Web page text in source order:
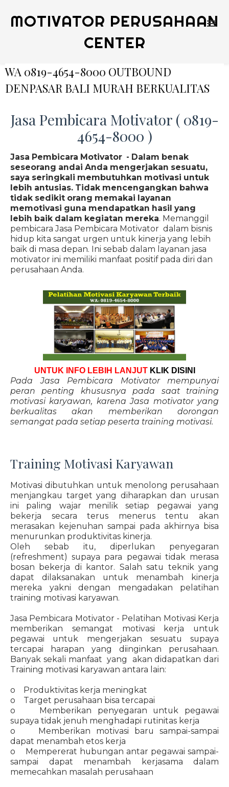
MOTIVATOR PERUSAHAAN
CENTER
WA 0819-4654-8000 OUTBOUND
DENPASAR BALI MURAH BERKUALITAS
Jasa Pembicara Motivator ( 0819-
4654-8000 )
Jasa Pembicara Motivator - Dalam benak
seseorang andai Anda mengerjakan sesuatu,
saya seringkali membutuhkan motivasi untuk
lebih antusias. Tidak mencengangkan bahwa
tidak sedikit orang memakai layanan
memotivasi guna mendapatkan hasil yang
lebih baik dalam kegiatan mereka. Memanggil
pembicara Jasa Pembicara Motivator dalam bisnis
hidup kita sangat urgen untuk kinerja yang lebih
baik di masa depan. Ini sebab dalam layanan jasa
motivator ini memiliki manfaat positif pada diri dan
perusahaan Anda.
UNTUK INFO LEBIH LANJUT KLIK DISINI
Pada Jasa Pembicara Motivator mempunyai
peran penting khususnya pada saat training
motivasi karyawan, karena Jasa motivator yang
berkualitas akan memberikan dorongan
semangat pada setiap peserta training motivasi.
Training Motivasi Karyawan
Motivasi dibutuhkan untuk menolong perusahaan
menjangkau target yang diharapkan dan urusan
ini paling wajar menilik setiap pegawai yang
bekerja secara terus menerus tentu akan
merasakan kejenuhan sampai pada akhirnya bisa
menurunkan produktivitas kinerja.
Oleh sebab itu, diperlukan penyegaran
(refreshment) supaya para pegawai tidak merasa
bosan bekerja di kantor. Salah satu teknik yang
dapat dilaksanakan untuk menambah kinerja
mereka yakni dengan mengadakan pelatihan
training motivasi karyawan.
Jasa Pembicara Motivator - Pelatihan Motivasi Kerja
memberikan semangat motivasi kerja untuk
pegawai untuk mengerjakan sesuatu supaya
tercapai harapan yang diinginkan perusahaan.
Banyak sekali manfaat yang akan didapatkan dari
Training motivasi karyawan antara lain:
o Produktivitas kerja meningkat
o Target perusahaan bisa tercapai
o Memberikan penyegaran untuk pegawai
supaya tidak jenuh menghadapi rutinitas kerja
o Memberikan motivasi baru sampai-sampai
dapat menambah etos kerja
o Mempererat hubungan antar pegawai sampai-
sampai dapat menambah kerjasama dalam
memecahkan masalah perusahaan